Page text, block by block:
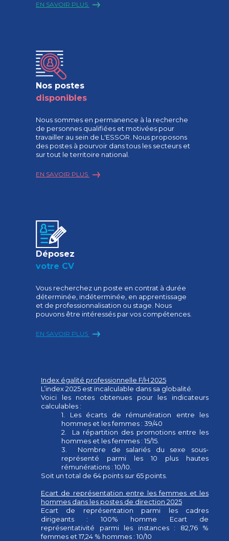
EN SAVOIR PLUS
Nos postes
disponibles
Nous sommes en permanence à la recherche
de personnes qualifiées et motivées pour
travailler au sein de L'ESSOR. Nous proposons
des postes à pourvoir dans tous les secteurs et
sur tout le territoire national.
EN SAVOIR PLUS
Déposez
votre CV
Vous recherchez un poste en contrat à durée
déterminée, indéterminée, en apprentissage
et de professionnalisation ou stage. Nous
pouvons être intéressés par vos compétences.
EN SAVOIR PLUS
Index égalité professionnelle F/H 2025
L’index 2025 est incalculable dans sa globalité.
Voici les notes obtenues pour les indicateurs
calculables :
1. Les écarts de rémunération entre les
hommes et les femmes : 39/40
2. La répartition des promotions entre les
hommes et les femmes : 15/15.
3. Nombre de salariés du sexe sous-
représenté parmi les 10 plus hautes
rémunérations : 10/10.
Soit un total de 64 points sur 65 points.
Ecart de représentation entre les femmes et les
hommes dans les postes de direction 2025
Ecart de représentation parmi les cadres
dirigeants : 100% homme Ecart de
représentativité parmi les instances : 82,76 %
femmes et 17,24 % hommes : 10/10